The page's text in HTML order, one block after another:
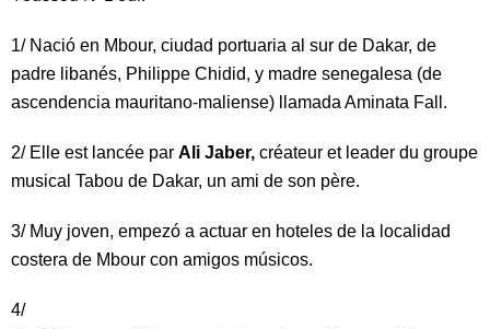
1/ Nació en Mbour, ciudad portuaria al sur de Dakar, de
padre libanés, Philippe Chidid, y madre senegalesa (de
ascendencia mauritano-maliense) llamada Aminata Fall.
2/ Elle est lancée par Ali Jaber, créateur et leader du groupe
musical Tabou de Dakar, un ami de son père.
3/ Muy joven, empezó a actuar en hoteles de la localidad
costera de Mbour con amigos músicos.
4/